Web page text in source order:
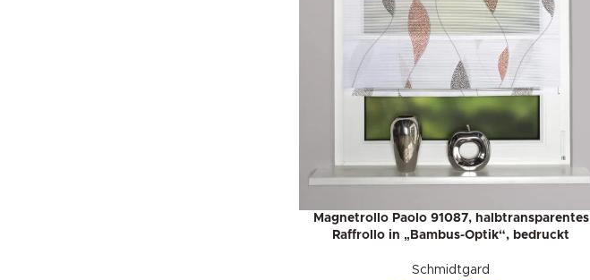
Magnetrollo Paolo 91087, halbtransparentes
Raffrollo in „Bambus-Optik“, bedruckt
Schmidtgard